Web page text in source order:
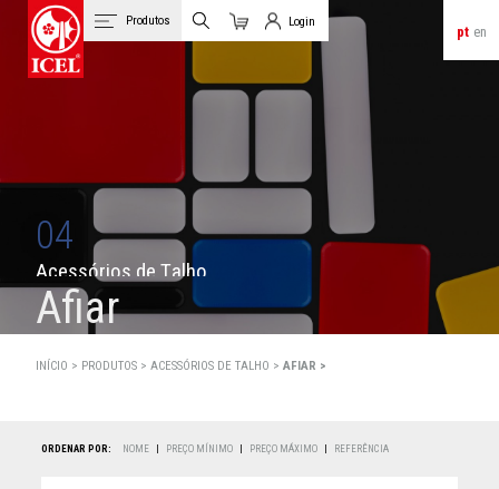
pt en
Produtos Login
Login de Clientes
04
Acessórios de Talho
Afiar
INÍCIO > PRODUTOS >ACESSÓRIOS DE TALHO >AFIAR >
ORDENAR POR: NOME PREÇO MÍNIMO PREÇO MÁXIMO REFERÊNCIA